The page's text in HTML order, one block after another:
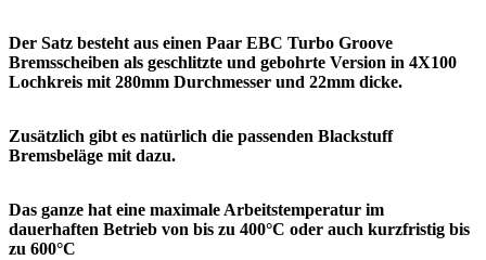
Der Satz besteht aus einen Paar EBC Turbo Groove
Bremsscheiben als geschlitzte und gebohrte Version in 4X100
Lochkreis mit 280mm Durchmesser und 22mm dicke.
Zusätzlich gibt es natürlich die passenden Blackstuff
Bremsbeläge mit dazu.
Das ganze hat eine maximale Arbeitstemperatur im
dauerhaften Betrieb von bis zu 400°C oder auch kurzfristig bis
zu 600°C